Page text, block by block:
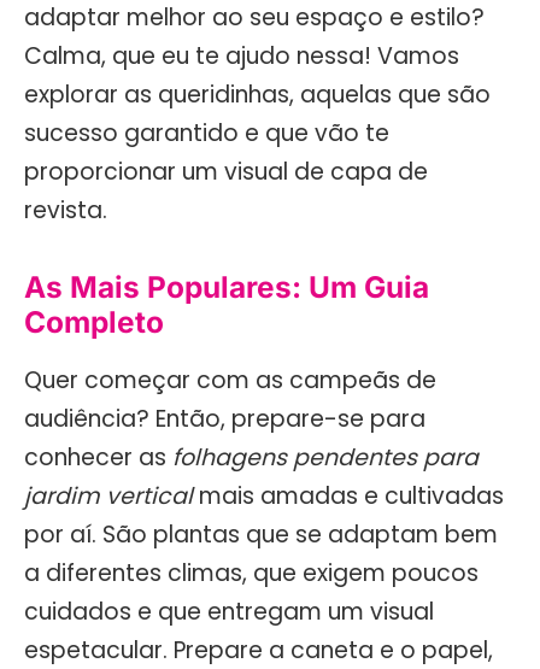
adaptar melhor ao seu espaço e estilo?
Calma, que eu te ajudo nessa! Vamos
explorar as queridinhas, aquelas que são
sucesso garantido e que vão te
proporcionar um visual de capa de
revista.
As Mais Populares: Um Guia
Completo
Quer começar com as campeãs de
audiência? Então, prepare-se para
conhecer as folhagens pendentes para
jardim verticalmais amadas e cultivadas
por aí. São plantas que se adaptam bem
a diferentes climas, que exigem poucos
cuidados e que entregam um visual
espetacular. Prepare a caneta e o papel,